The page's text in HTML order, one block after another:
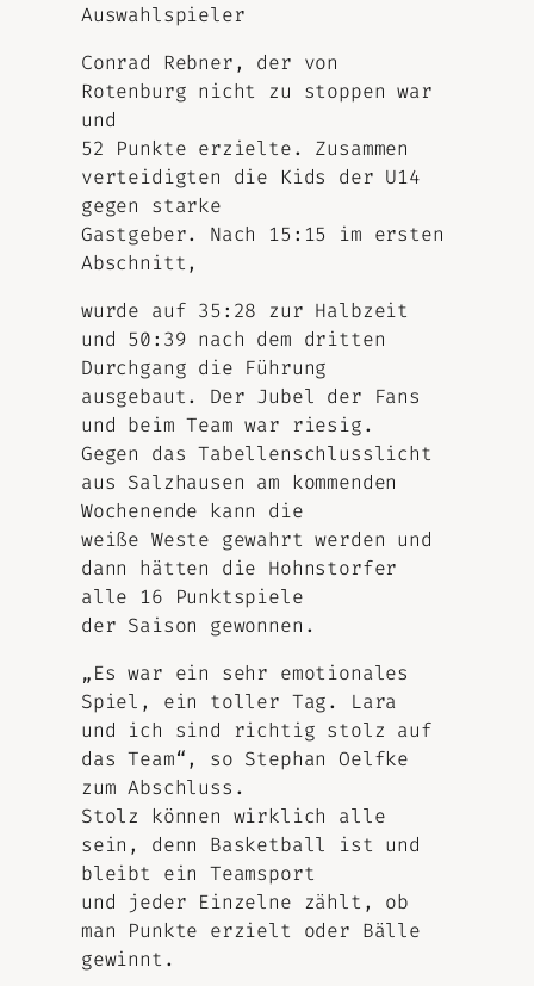
Auswahlspieler
Conrad Rebner, der von
Rotenburg nicht zu stoppen war
und
52 Punkte erzielte. Zusammen
verteidigten die Kids der U14
gegen starke
Gastgeber. Nach 15:15 im ersten
Abschnitt,
wurde auf 35:28 zur Halbzeit
und 50:39 nach dem dritten
Durchgang die Führung
ausgebaut. Der Jubel der Fans
und beim Team war riesig.
Gegen das Tabellenschlusslicht
aus Salzhausen am kommenden
Wochenende kann die
weiße Weste gewahrt werden und
dann hätten die Hohnstorfer
alle 16 Punktspiele
der Saison gewonnen.
„Es war ein sehr emotionales
Spiel, ein toller Tag. Lara
und ich sind richtig stolz auf
das Team“, so Stephan Oelfke
zum Abschluss.
Stolz können wirklich alle
sein, denn Basketball ist und
bleibt ein Teamsport
und jeder Einzelne zählt, ob
man Punkte erzielt oder Bälle
gewinnt.